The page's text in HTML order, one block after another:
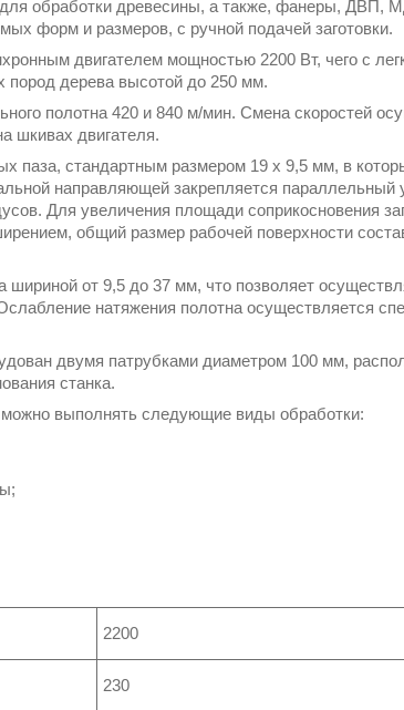
для обработки древесины, а также, фанеры, ДВП,
форм и размеров, с ручной подачей заготовки.
двигателем мощностью 2200 Вт, чего с
пород дерева высотой до 250 мм.
полотна 420 и 840 м/мин. Смена скоростей
шкивах двигателя.
паза, стандартным размером 19 х 9,5 мм, в
направляющей закрепляется параллельный
Для увеличения площади соприкосновения
общий размер рабочей поверхности
от 9,5 до 37 мм, что позволяет
натяжения полотна осуществляется
двумя патрубками диаметром 100 мм,
станка.
выполнять следующие виды обработки:
2200
230